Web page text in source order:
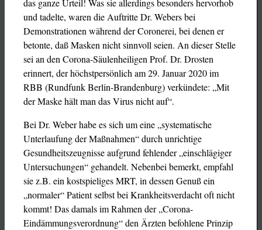
das ganze Urteil! Was sie allerdings besonders hervorhob
und tadelte, waren die Auftritte Dr. Webers bei
Demonstrationen während der Coronerei, bei denen er
betonte, daß Masken nicht sinnvoll seien. An dieser Stelle
sei an den Corona-Säulenheiligen Prof. Dr. Drosten
erinnert, der höchstpersönlich am 29. Januar 2020 im
RBB (Rundfunk Berlin-Brandenburg) verkündete: „Mit
der Maske hält man das Virus nicht auf“.
Bei Dr. Weber habe es sich um eine „systematische
Unterlaufung der Maßnahmen“ durch unrichtige
Gesundheitszeugnisse aufgrund fehlender „einschlägiger
Untersuchungen“ gehandelt. Nebenbei bemerkt, empfahl
sie z.B. ein kostspieliges MRT, in dessen Genuß ein
„normaler“ Patient selbst bei Krankheitsverdacht oft nicht
kommt! Das damals im Rahmen der „Corona-
Eindämmungsverordnung“ den Ärzten befohlene Prinzip